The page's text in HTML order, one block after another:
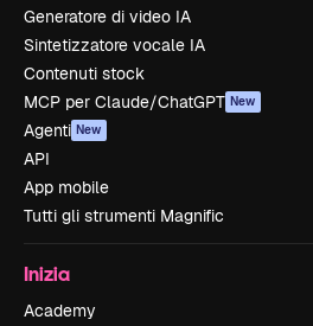
Generatore di video IA
Sintetizzatore vocale IA
Contenuti stock
MCP per Claude/ChatGPT New
Agenti New
API
App mobile
Tutti gli strumenti Magnific
Inizia
Academy